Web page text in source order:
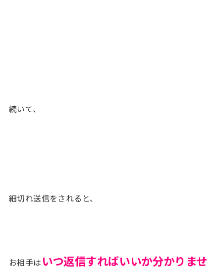
続いて、
細切れ送信をされると、
お相手はいつ返信すればいいか分かりませ